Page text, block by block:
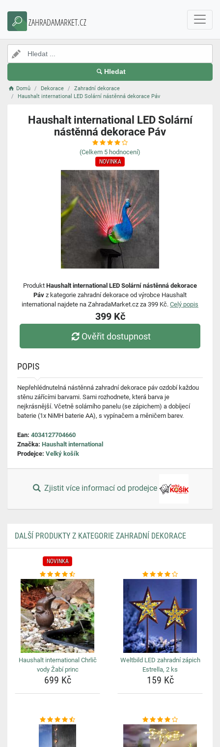
ZAHRADAMARKET.CZ
Hledat
Domů Dekorace
Zahradní dekorace
Haushalt international LED Solární nástěnná dekorace Páv
Haushalt international LED Solární
nástěnná dekorace Páv
(Celkem 5 hodnocení)
NOVINKA
Produkt Haushalt international LED Solární nástěnná dekorace
Páv z kategorie zahradní dekorace od výrobce Haushalt
international najdete na ZahradaMarket.cz za 399 Kč. Celý popis
399 Kč
Ověřit dostupnost
POPIS
Nepřehlédnutelná nástěnná zahradní dekorace páv ozdobí každou
stěnu zářícími barvami. Sami rozhodnete, která barva je
nejkrásnější. Včetně solárního panelu (se zápichem) a dobíjecí
baterie (1x NiMH baterie AA), s vypínačem a měničem barev.
Ean: 4034127704660
Značka: Haushalt international
Prodejce: Velký košík
Zjistit více informací od prodejce
DALŠÍ PRODUKTY Z KATEGORIE ZAHRADNÍ DEKORACE
NOVINKA
Haushalt international Chrlič
vody Žabí princ
699 Kč
Weltbild LED zahradní zápich
Estrella, 2 ks
159 Kč